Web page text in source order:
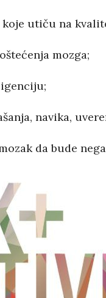
utiču na
mozga;
navika,
da bude